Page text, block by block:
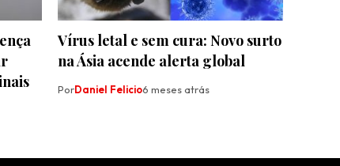
Vírus letal e sem cura: Novo surto
na Ásia acende alerta global
PorDaniel Felicio6 meses atrás